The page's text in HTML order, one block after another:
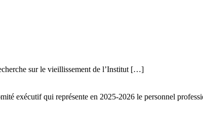
sur le vieillissement de l’Institut […]